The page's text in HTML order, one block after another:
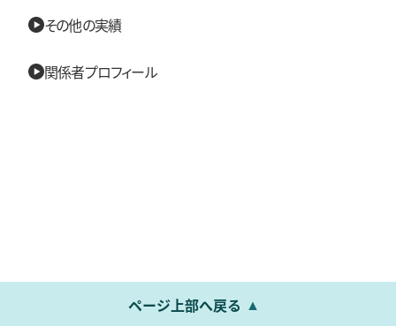
その他の実績
関係者プロフィール
ページ上部へ戻る